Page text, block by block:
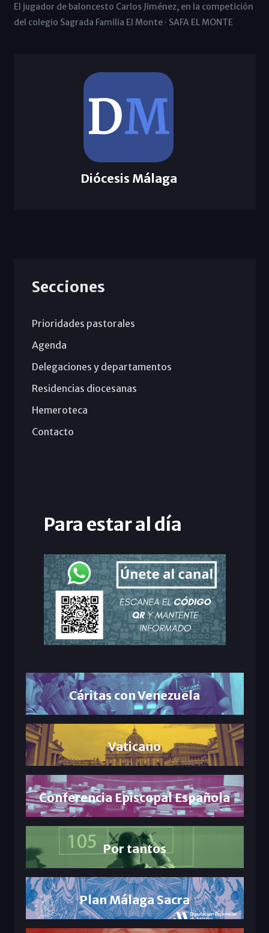
El jugador de baloncesto Carlos Jiménez, en la competición
del colegio Sagrada Familia El Monte · SAFA EL MONTE
Diócesis Málaga
Secciones
Prioridades pastorales
Agenda
Delegaciones y departamentos
Residencias diocesanas
Hemeroteca
Contacto
Para estar al día
Cáritas con Venezuela
Vaticano
Conferencia Episcopal Española
Por tantos
Plan Málaga Sacra